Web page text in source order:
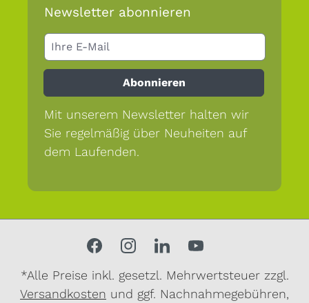
Newsletter abonnieren
Abonnieren
Mit unserem Newsletter halten wir
Sie regelmäßig über Neuheiten auf
dem Laufenden.
*Alle Preise inkl. gesetzl. Mehrwertsteuer zzgl.
Versandkosten und ggf. Nachnahmegebühren,